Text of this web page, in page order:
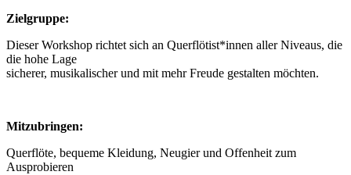
Zielgruppe:
Dieser Workshop richtet sich an Querflötist*innen aller Niveaus, die
die hohe Lage
sicherer, musikalischer und mit mehr Freude gestalten möchten.
Mitzubringen:
Querflöte, bequeme Kleidung, Neugier und Offenheit zum
Ausprobieren